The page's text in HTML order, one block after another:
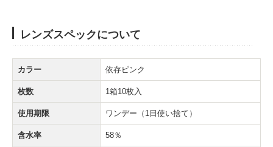
レンズスペックについて
カラー 依存ピンク
枚数 1箱10枚入
使用期限 ワンデー（1日使い捨て）
含水率 58％